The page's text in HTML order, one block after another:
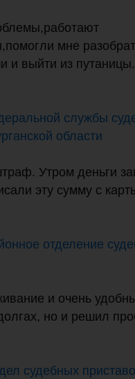
мне
и выйти из
службы
области
Утром деньги
эту сумму с
отделение
и очень
но и решил
судебных